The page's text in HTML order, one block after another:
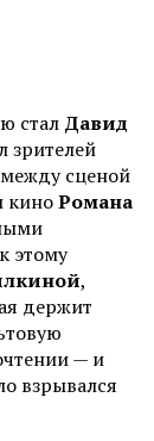
стал Давид
зрителей
сценой
киноРомана
этому
,
держит
— и
взрывался